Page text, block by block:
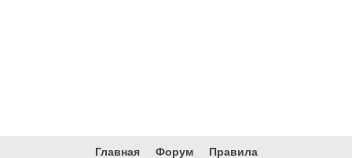
Главная Форум Правила